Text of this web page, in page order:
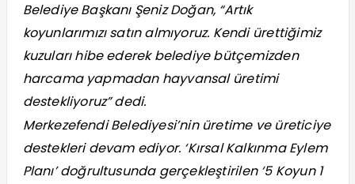
Belediye Başkanı Şeniz Doğan, “Artık
koyunlarımızı satın almıyoruz. Kendi ürettiğimiz
kuzuları hibe ederek belediye bütçemizden
harcama yapmadan hayvansal üretimi
destekliyoruz” dedi.
Merkezefendi Belediyesi’nin üretime ve üreticiye
destekleri devam ediyor. ‘Kırsal Kalkınma Eylem
Planı’ doğrultusunda gerçekleştirilen ‘5 Koyun 1